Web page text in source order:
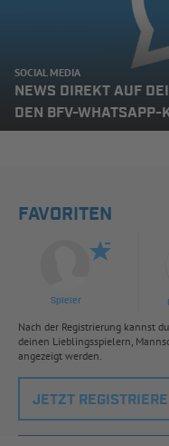
SOCIAL MEDIA
NEWS DIREKT AUF
DEN BFV-WHATSAPP-
FAVORITEN
Spieler
Nach der Registrierung kannst
deinen Lieblingsspielern,
angezeigt werden.
JETZT